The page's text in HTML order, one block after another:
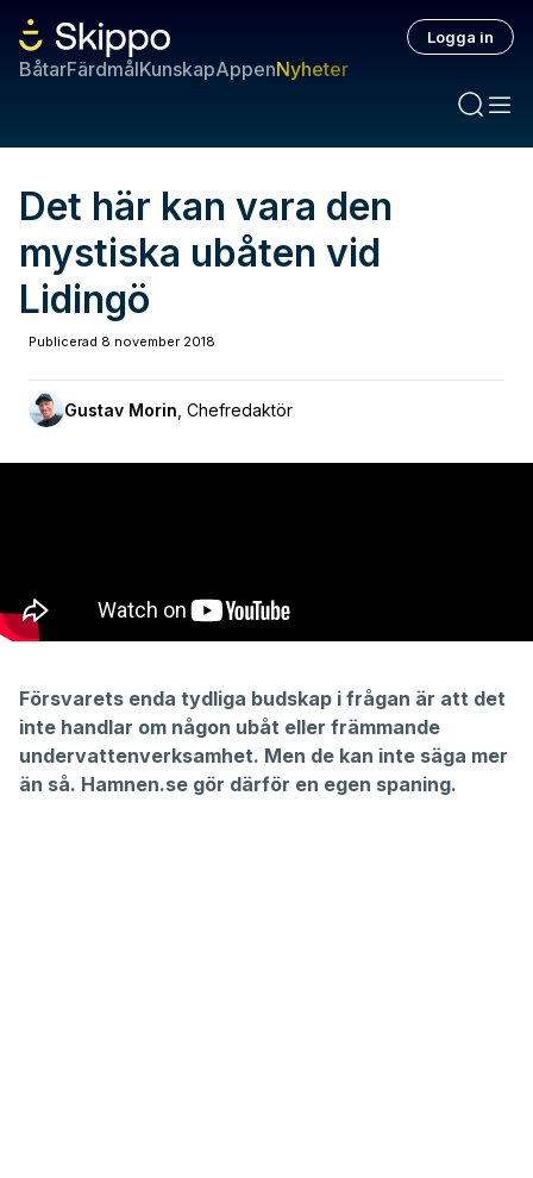
BåtarFärdmålKunskapAppenNyheter
Logga in
Det här kan vara den
mystiska ubåten vid
Lidingö
Publicerad 8 november 2018
Gustav Morin Chefredaktör
Försvarets enda tydliga budskap i frågan är att det
inte handlar om någon ubåt eller främmande
undervattenverksamhet. Men de kan inte säga mer
än så. Hamnen.se gör därför en egen spaning.